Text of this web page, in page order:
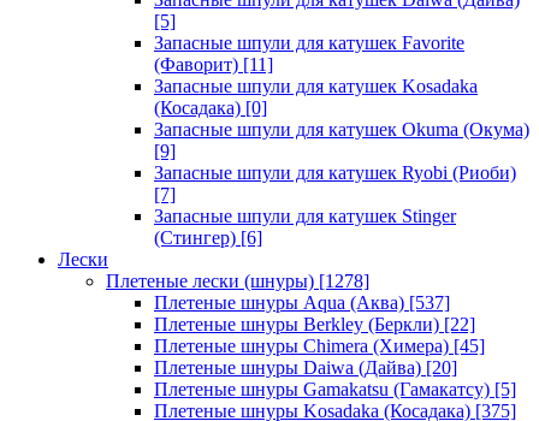
[5]
Запасные шпули для катушек Favorite
(Фаворит) [11]
Запасные шпули для катушек Kosadaka
(Косадака) [0]
Запасные шпули для катушек Okuma (Окума)
[9]
Запасные шпули для катушек Ryobi (Риоби)
[7]
Запасные шпули для катушек Stinger
(Стингер) [6]
Лески
Плетеные лески (шнуры) [1278]
Плетеные шнуры Aqua (Аква) [537]
Плетеные шнуры Berkley (Беркли) [22]
Плетеные шнуры Chimera (Химера) [45]
Плетеные шнуры Daiwa (Дайва) [20]
Плетеные шнуры Gamakatsu (Гамакатсу) [5]
Плетеные шнуры Kosadaka (Косадака) [375]